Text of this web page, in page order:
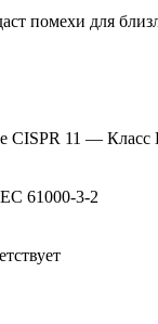
помехи для
CISPR 11 — Класс
61000-3-2